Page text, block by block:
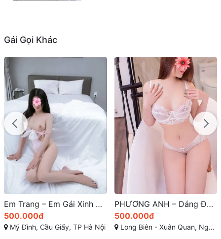
Gái Gọi Khác
Em Trang – Em Gái Xinh Dâm Cầu Giấy Mới Lên Sóng, Dáng Đẹp Face Xinh Rất Duyên Dáng, Cực Dâm và Chiều Khách A đến Z | Gái Gọi Cao Cấp Hà Nội
500.000đ
Mỹ Đình, Cầu Giấy, TP Hà Nội
PHƯƠNG ANH – Dáng Đẹp, Sexy Quyến Rũ, Body Nóng Bỏng Ngực To, Mông Cong
500.000đ
Long Biên - Xuân Quan, Ngọc Lâm, Long Biên, Hà Nội, Việt Nam